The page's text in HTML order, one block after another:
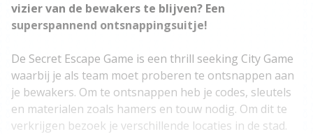
vizier van de bewakers te blijven? Een
superspannend ontsnappingsuitje!
De Secret Escape Game is een thrill seeking City Game
waarbij je als team moet proberen te ontsnappen aan
je bewakers. Om te ontsnappen heb je codes, sleutels
en materialen zoals hamers en touw nodig. Om dit te
verkrijgen bezoek je verschillende locaties in de stad.